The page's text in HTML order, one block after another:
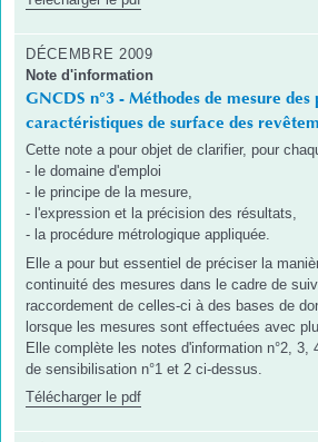
DÉCEMBRE 2009
Note d'information
GNCDS n°3 - Méthodes de mesure des
caractéristiques de surface des
Cette note a pour objet de clarifier, pour
- le domaine d'emploi
- le principe de la mesure,
- l'expression et la précision des résultats,
- la procédure métrologique appliquée.
Elle a pour but essentiel de préciser la
continuité des mesures dans le cadre de
raccordement de celles-ci à des bases de
lorsque les mesures sont effectuées avec
Elle complète les notes d'information n°2, 3,
de sensibilisation n°1 et 2 ci-dessus.
Télécharger le pdf